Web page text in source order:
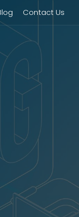
Contact Us